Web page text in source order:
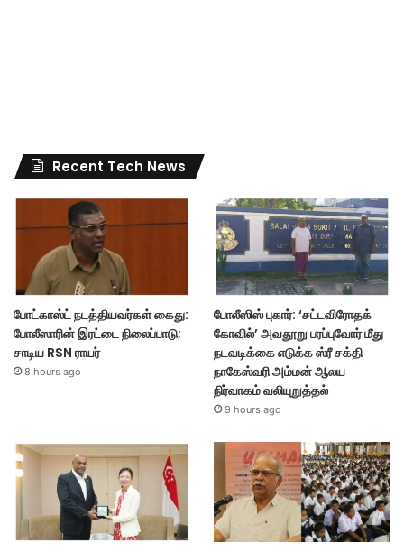
Recent Tech News
போட்காஸ்ட் நடத்தியவர்கள் கைது:
போலீஸாரின் இரட்டை நிலைப்பாடு;
சாடிய RSN ராயர்
8 hours ago
போலீஸிஸ் புகார்: ‘சட்டவிரோதக்
கோவில்’ அவதூறு பரப்புவோர் மீது
நடவடிக்கை எடுக்க ஸ்ரீ சக்தி
நாகேஸ்வரி அம்மன் ஆலய
நிர்வாகம் வலியுறுத்தல்
9 hours ago